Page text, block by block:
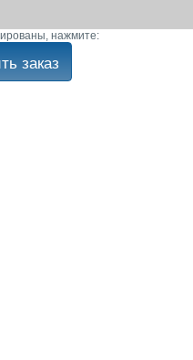
нажмите: